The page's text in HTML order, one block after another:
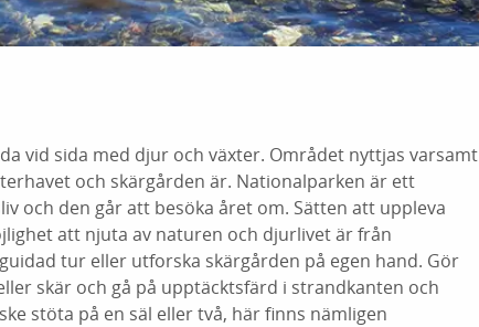
vid sida med djur och växter. Området nyttjas varsamt
och skärgården är. Nationalparken är ett
och den går att besöka året om. Sätten att uppleva
att njuta av naturen och djurlivet är från
tur eller utforska skärgården på egen hand. Gör
skär och gå på upptäcktsfärd i strandkanten och
stöta på en säl eller två, här finns nämligen